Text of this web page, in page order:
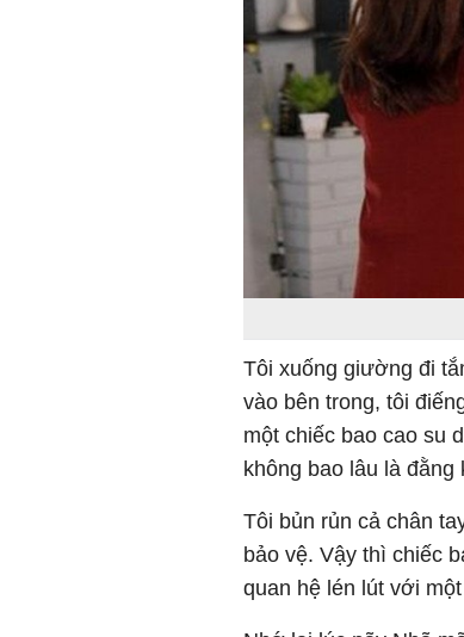
Tôi xuống giường đi
vào bên trong, tôi
một chiếc bao cao su
không bao lâu là đằng
Tôi bủn rủn cả chân
bảo vệ. Vậy thì chiếc
quan hệ lén lút với